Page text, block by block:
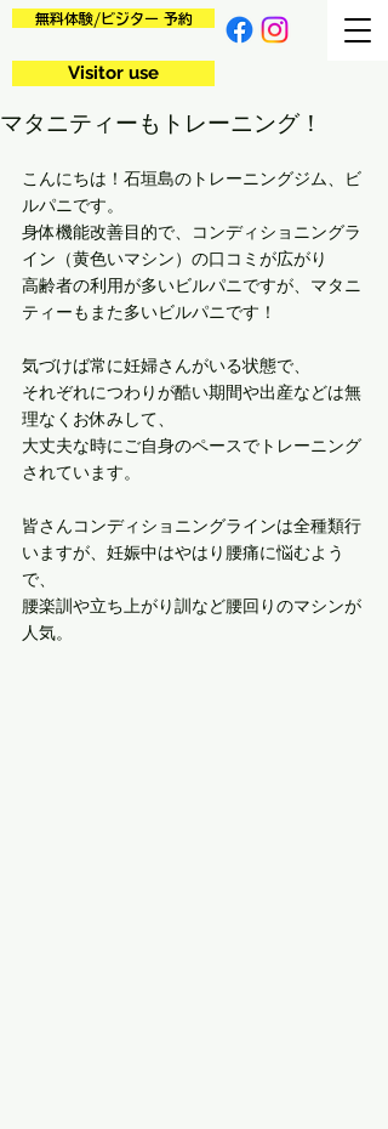
無料体験/ビジター 予約
Visitor use
マタニティーもトレーニング！
こんにちは！石垣島のトレーニングジム、ビ
ルパニです。
身体機能改善目的で、コンディショニングラ
イン（黄色いマシン）の口コミが広がり
高齢者の利用が多いビルパニですが、マタニ
ティーもまた多いビルパニです！
気づけば常に妊婦さんがいる状態で、
それぞれにつわりが酷い期間や出産などは無
理なくお休みして、
大丈夫な時にご自身のペースでトレーニング
されています。
皆さんコンディショニングラインは全種類行
いますが、妊娠中はやはり腰痛に悩むよう
で、
腰楽訓や立ち上がり訓など腰回りのマシンが
人気。